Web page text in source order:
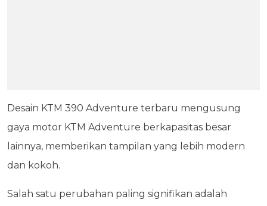
Desain KTM 390 Adventure terbaru mengusung
gaya motor KTM Adventure berkapasitas besar
lainnya, memberikan tampilan yang lebih modern
dan kokoh.
Salah satu perubahan paling signifikan adalah